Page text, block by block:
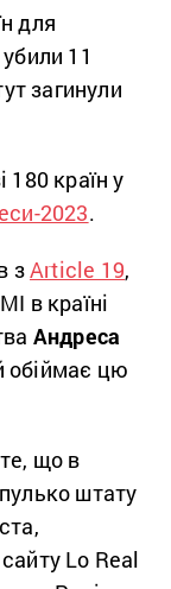
для
11
загинули
180 країн у
2023.
зArticle 19,
в країні
Андреса
обіймає цю
що в
штату
Lo Real